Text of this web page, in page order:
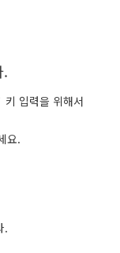
키 입력을 위해서
요.
.